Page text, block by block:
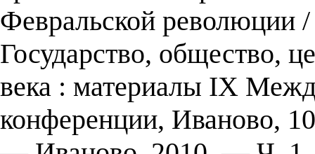
Февральской
Государство, общество,
века : материалы IX
конференции, Иваново,